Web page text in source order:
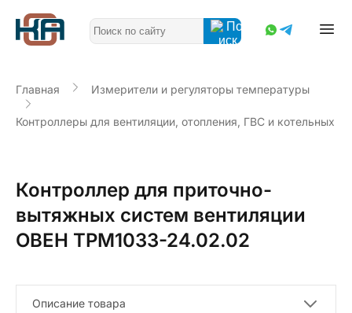
Главная Измерители и регуляторы температуры
Контроллеры для вентиляции, отопления, ГВС и котельных
Контроллер для приточно-
вытяжных систем вентиляции
ОВЕН ТРМ1033-24.02.02
Описание товара